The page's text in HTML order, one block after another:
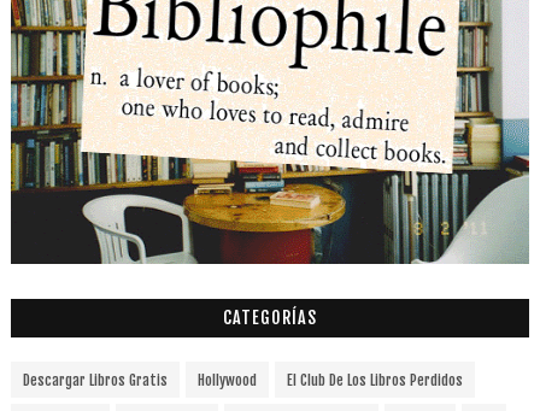
CATEGORÍAS
Descargar Libros Gratis Hollywood El Club De Los Libros Perdidos